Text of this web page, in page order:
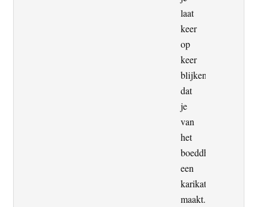
laat
keer
op
keer
blijken
dat
je
van
het
boeddhisme
een
karikatuur
maakt.